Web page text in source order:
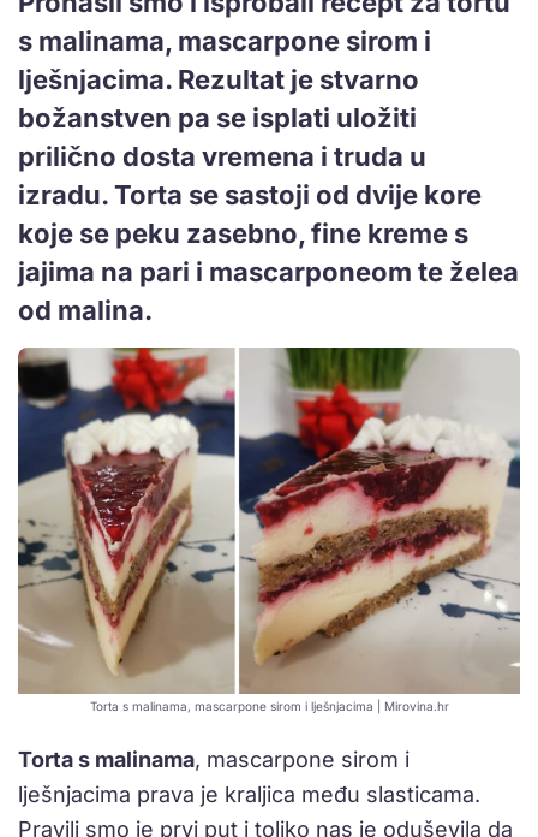
s malinama, mascarpone sirom i
lješnjacima. Rezultat je stvarno
božanstven pa se isplati uložiti
prilično dosta vremena i truda u
izradu. Torta se sastoji od dvije kore
koje se peku zasebno, fine kreme s
jajima na pari i mascarponeom te želea
od malina.
Torta s malinama, mascarpone sirom i lješnjacima | Mirovina.hr
Torta s malinama, mascarpone sirom i
lješnjacima prava je kraljica među slasticama.
Pravili smo je prvi put i toliko nas je oduševila da